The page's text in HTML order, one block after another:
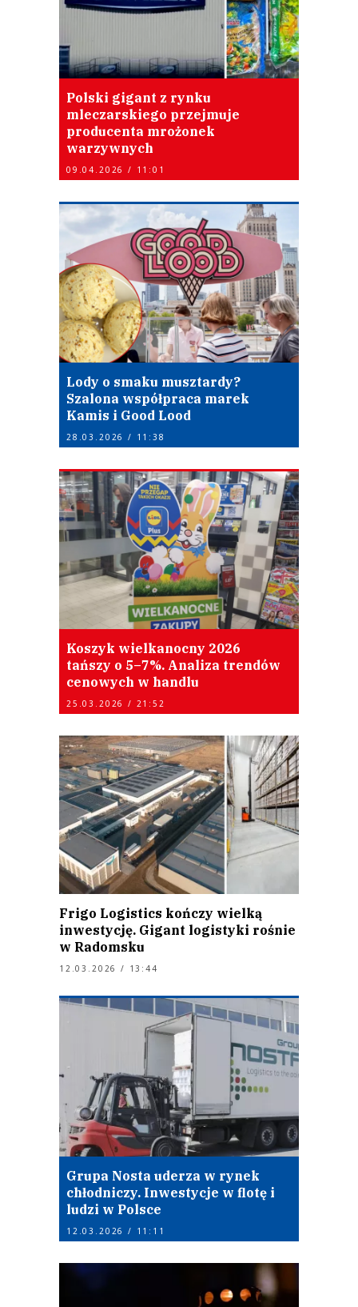
Polski gigant z rynku
mleczarskiego przejmuje
producenta mrożonek
warzywnych
09.04.2026 / 11:01
Lody o smaku musztardy?
Szalona współpraca marek
Kamis i Good Lood
28.03.2026 / 11:38
Koszyk wielkanocny 2026
tańszy o 5–7%. Analiza trendów
cenowych w handlu
25.03.2026 / 21:52
Frigo Logistics kończy wielką
inwestycję. Gigant logistyki rośnie
w Radomsku
12.03.2026 / 13:44
Grupa Nosta uderza w rynek
chłodniczy. Inwestycje w flotę i
ludzi w Polsce
12.03.2026 / 11:11